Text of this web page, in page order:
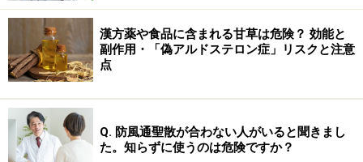
漢方薬と生薬の違い
漢方薬とは基本的に2つ以上の生薬を組み合わせること
で作られた薬です。スポーツで例えるなら、生薬は「選
手」であり、選手が集まることで機能する
「チーム」が
漢方薬 と表現できます。
漢方薬や食品に含まれる甘草は危険？ 効能と
副作用・「偽アルドステロン症」リスクと注意
点
Q. 防風通聖散が合わない人がいると聞きまし
た。知らずに使うのは危険ですか？